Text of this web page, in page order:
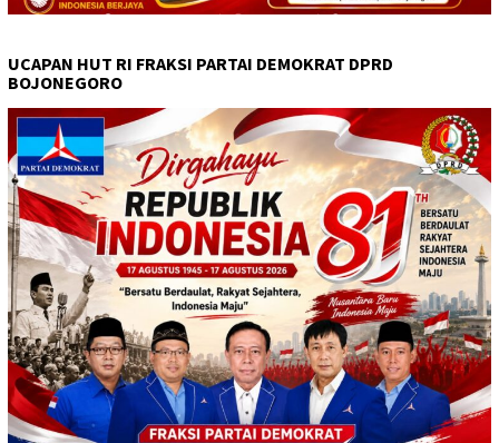
UCAPAN HUT RI FRAKSI PARTAI DEMOKRAT DPRD
BOJONEGORO